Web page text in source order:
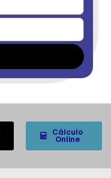
Cálculo
Online